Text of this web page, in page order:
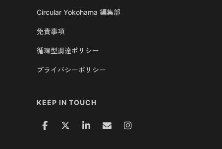
Circular Yokohama 編集部
免責事項
循環型調達ポリシー
プライバシーポリシー
KEEP IN TOUCH